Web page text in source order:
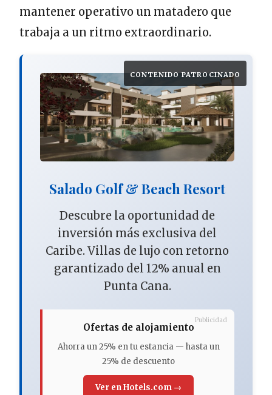
mantener operativo un matadero que
trabaja a un ritmo extraordinario.
CONTENIDO PATROCINADO
Salado Golf & Beach Resort
Descubre la oportunidad de
inversión más exclusiva del
Caribe. Villas de lujo con retorno
garantizado del 12% anual en
Punta Cana.
Ofertas de alojamiento
Ahorra un 25% en tu estancia — hasta un
25% de descuento
Ver en Hotels.com →
Publicidad